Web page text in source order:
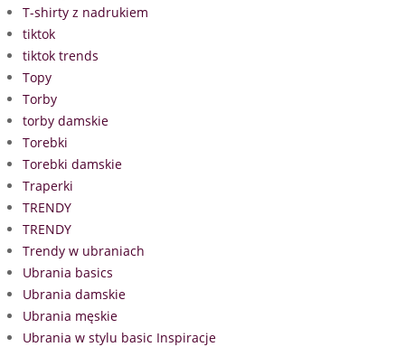
T-shirty z nadrukiem
tiktok
tiktok trends
Topy
Torby
torby damskie
Torebki
Torebki damskie
Traperki
TRENDY
TRENDY
Trendy w ubraniach
Ubrania basics
Ubrania damskie
Ubrania męskie
Ubrania w stylu basic Inspiracje